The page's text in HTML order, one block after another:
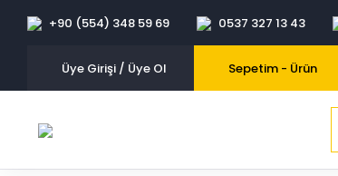
+90 (554) 348 59 69 0537 327 13 43
Üye Girişi / Üye Ol Sepetim - Ürün